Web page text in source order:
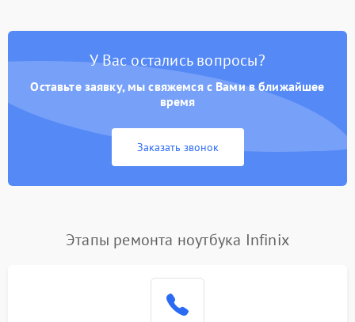
У Вас остались вопросы?
Оставьте заявку, мы свяжемся с Вами в ближайшее
время
Заказать звонок
Этапы ремонта ноутбука Infinix